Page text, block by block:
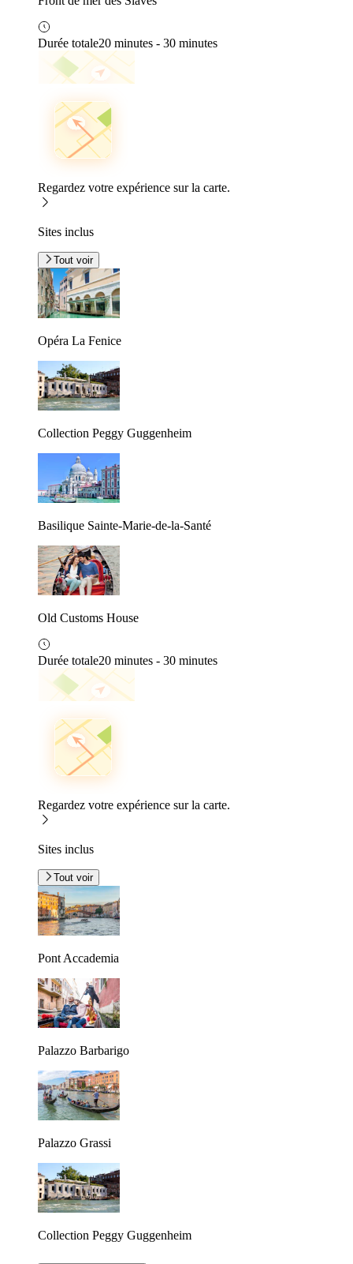
Durée totale20 minutes - 30 minutes
Regardez votre expérience sur la carte.
Sites inclus
Tout voir
Opéra La Fenice
Collection Peggy Guggenheim
Basilique Sainte-Marie-de-la-Santé
Old Customs House
Durée totale20 minutes - 30 minutes
Regardez votre expérience sur la carte.
Sites inclus
Tout voir
Pont Accademia
Palazzo Barbarigo
Palazzo Grassi
Collection Peggy Guggenheim